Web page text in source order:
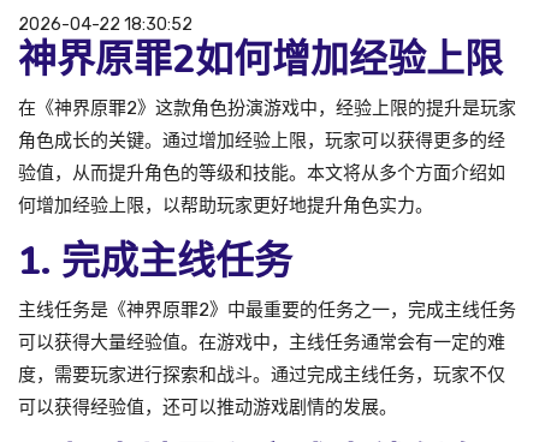
2026-04-22 18:30:52
神界原罪2如何增加经验上限
在《神界原罪2》这款角色扮演游戏中，经验上限的提升是玩家
角色成长的关键。通过增加经验上限，玩家可以获得更多的经
验值，从而提升角色的等级和技能。本文将从多个方面介绍如
何增加经验上限，以帮助玩家更好地提升角色实力。
1. 完成主线任务
主线任务是《神界原罪2》中最重要的任务之一，完成主线任务
可以获得大量经验值。在游戏中，主线任务通常会有一定的难
度，需要玩家进行探索和战斗。通过完成主线任务，玩家不仅
可以获得经验值，还可以推动游戏剧情的发展。